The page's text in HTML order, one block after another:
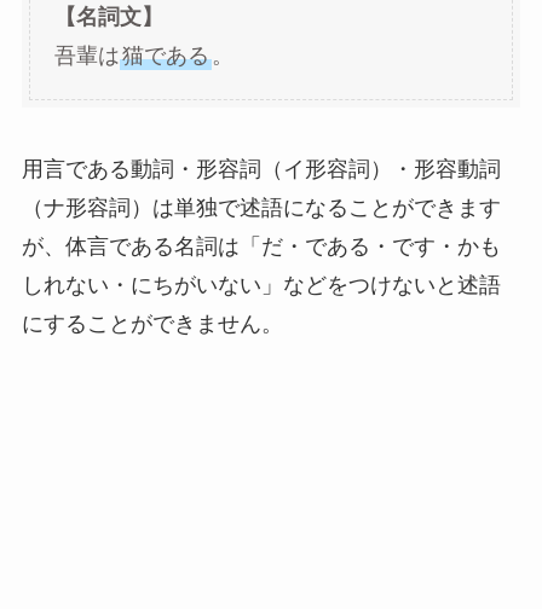
【名詞文】
吾輩は猫である。
用言である動詞・形容詞（イ形容詞）・形容動詞
（ナ形容詞）は単独で述語になることができます
が、体言である名詞は「だ・である・です・かも
しれない・にちがいない」などをつけないと述語
にすることができません。